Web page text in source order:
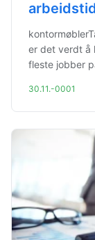
er det verdt å
fleste jobber
30.11.-0001